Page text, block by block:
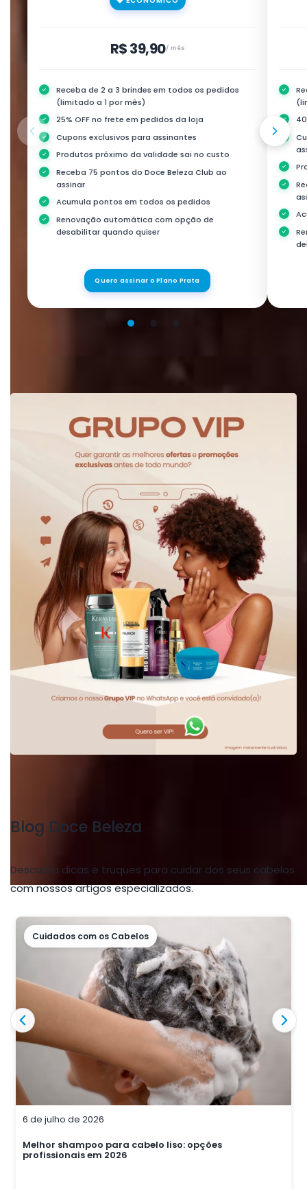
R$ 39,90/ mês
✓
Receba de 2 a 3 brindes em todos os pedidos
(limitado a 1 por mês)
✓ 25% OFF no frete em pedidos da loja
✓ Cupons exclusivos para assinantes
✓ Produtos próximo da validade sai no custo
✓
Receba 75 pontos do Doce Beleza Club ao
assinar
✓ Acumula pontos em todos os pedidos
✓
Renovação automática com opção de
desabilitar quando quiser
Quero assinar o Plano Prata
✓
✓
✓
✓
✓
✓
Blog Doce Beleza
Descubra dicas e truques para cuidar dos seus cabelos
com nossos artigos especializados.
Cuidados com os Cabelos
29 de junho de 2026
Couro cabeludo descascando: saúde capilar e
diagnóstico